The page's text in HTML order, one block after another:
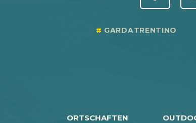
GARDATRENTINO
ORTSCHAFTEN